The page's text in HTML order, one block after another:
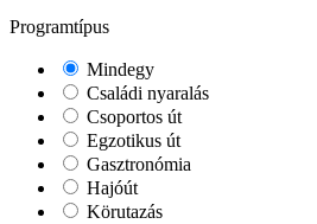
Programtípus
Mindegy
Családi nyaralás
Csoportos út
Egzotikus út
Gasztronómia
Hajóút
Körutazás